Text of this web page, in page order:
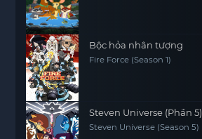
Bộc hỏa nhân tượng
Fire Force (Season 1)
Steven Universe (Phần 5)
Steven Universe (Season 5)